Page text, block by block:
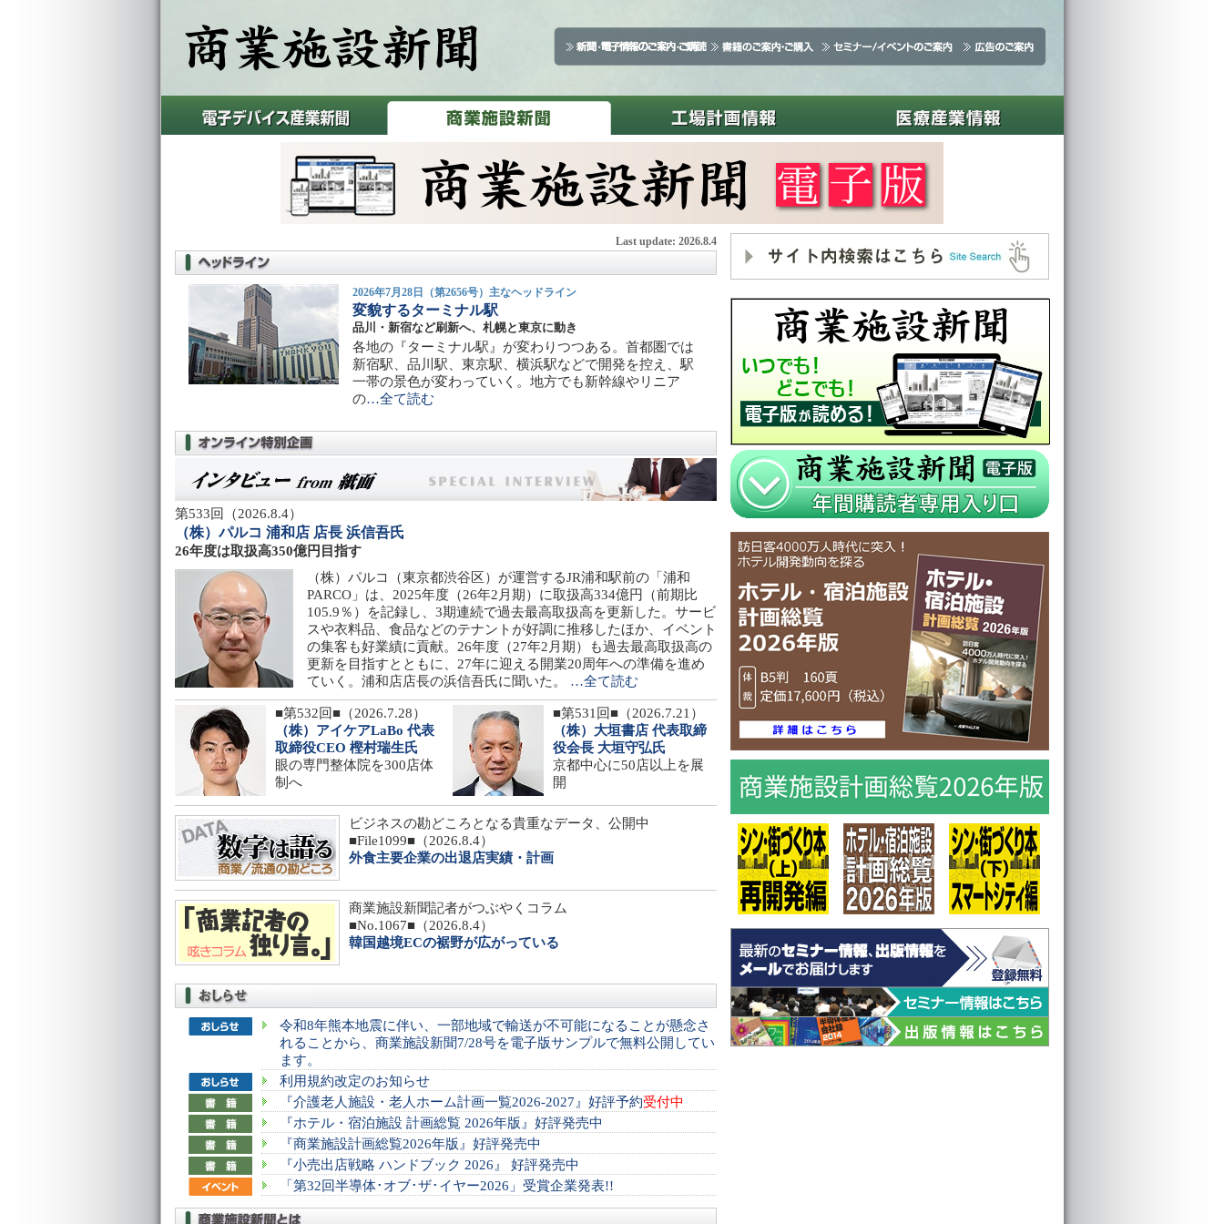
Last update: 2026.8.4
2026年7月28日（第2656号）主なヘッドライン
変貌するターミナル駅
品川・新宿など刷新へ、札幌と東京に動き
各地の『ターミナル駅』が変わりつつある。首都圏では
新宿駅、品川駅、東京駅、横浜駅などで開発を控え、駅
一帯の景色が変わっていく。地方でも新幹線やリニア
の…全て読む
第533回（2026.8.4）
（株）パルコ 浦和店 店長 浜信吾氏
26年度は取扱高350億円目指す
（株）パルコ（東京都渋谷区）が運営するJR浦和駅前の「浦和
PARCO」は、2025年度（26年2月期）に取扱高334億円（前期比
105.9％）を記録し、3期連続で過去最高取扱高を更新した。サービ
スや衣料品、食品などのテナントが好調に推移したほか、イベント
の集客も好業績に貢献。26年度（27年2月期）も過去最高取扱高の
更新を目指すとともに、27年に迎える開業20周年への準備を進め
ていく。浦和店店長の浜信吾氏に聞いた。
…全て読む
■第532回■（2026.7.28）
（株）アイケアLaBo 代表
取締役CEO 樫村瑞生氏
眼の専門整体院を300店体
制へ
■第531回■（2026.7.21）
（株）大垣書店 代表取締
役会長 大垣守弘氏
京都中心に50店以上を展
開
ビジネスの勘どころとなる貴重なデータ、公開中
■File1099■（2026.8.4）
外食主要企業の出退店実績・計画
商業施設新聞記者がつぶやくコラム
■No.1067■（2026.8.4）
韓国越境ECの裾野が広がっている
令和8年熊本地震に伴い、一部地域で輸送が不可能になることが懸念さ
れることから、商業施設新聞7/28号を電子版サンプルで無料公開してい
ます。
利用規約改定のお知らせ
『介護老人施設・老人ホーム計画一覧2026-2027』好評予約受付中
『ホテル・宿泊施設 計画総覧 2026年版』好評発売中
『商業施設計画総覧2026年版』好評発売中
『小売出店戦略 ハンドブック 2026』 好評発売中
「第32回半導体･オブ･ザ･イヤー2026」受賞企業発表!!